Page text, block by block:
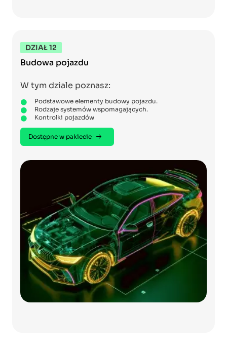
DZIAŁ 12
Budowa pojazdu
W tym dziale poznasz:
Podstawowe elementy budowy pojazdu.
Rodzaje systemów wspomagających.
Kontrolki pojazdów
Dostępne w pakiecie